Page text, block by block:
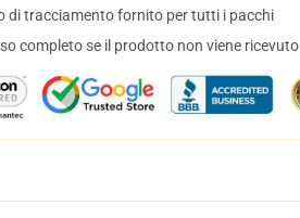
di tracciamento fornito per tutti i pacchi
completo se il prodotto non viene ricevuto